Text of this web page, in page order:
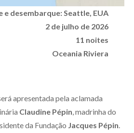
e desembarque:Seattle, EUA
2 de julho de 2026
11 noites
Oceania Riviera
apresentada pela aclamada
Claudine Pépin , madrinha do
da Fundação Jacques Pépin